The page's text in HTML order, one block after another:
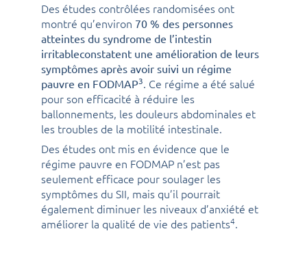
Des études contrôlées randomisées ont
montré qu’environ 70 % des personnes
atteintes du syndrome de l’intestin
irritableconstatent une amélioration de leurs
symptômes après avoir suivi un régime
pauvre en FODMAP3. Ce régime a été salué
pour son efficacité à réduire les
ballonnements, les douleurs abdominales et
les troubles de la motilité intestinale.
Des études ont mis en évidence que le
régime pauvre en FODMAP n’est pas
seulement efficace pour soulager les
symptômes du SII, mais qu’il pourrait
également diminuer les niveaux d’anxiété et
améliorer la qualité de vie des patients4.